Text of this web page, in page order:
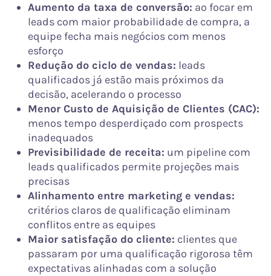
Aumento da taxa de conversão: ao focar em
leads com maior probabilidade de compra, a
equipe fecha mais negócios com menos
esforço
Redução do ciclo de vendas: leads
qualificados já estão mais próximos da
decisão, acelerando o processo
Menor Custo de Aquisição de Clientes (CAC):
menos tempo desperdiçado com prospects
inadequados
Previsibilidade de receita: um pipeline com
leads qualificados permite projeções mais
precisas
Alinhamento entre marketing e vendas:
critérios claros de qualificação eliminam
conflitos entre as equipes
Maior satisfação do cliente: clientes que
passaram por uma qualificação rigorosa têm
expectativas alinhadas com a solução